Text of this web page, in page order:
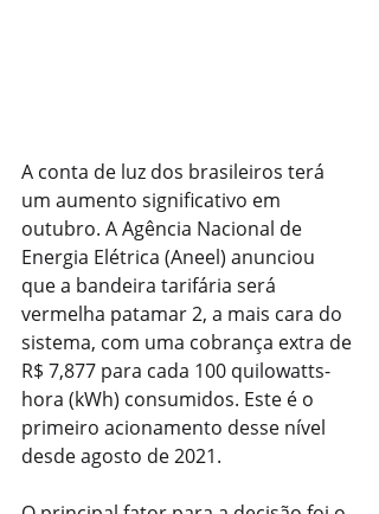
A conta de luz dos brasileiros terá
um aumento significativo em
outubro. A Agência Nacional de
Energia Elétrica (Aneel) anunciou
que a bandeira tarifária será
vermelha patamar 2, a mais cara do
sistema, com uma cobrança extra de
R$ 7,877 para cada 100 quilowatts-
hora (kWh) consumidos. Este é o
primeiro acionamento desse nível
desde agosto de 2021.